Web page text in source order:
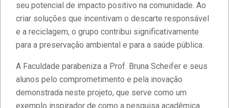
seu potencial de impacto positivo na comunidade. Ao
criar soluções que incentivam o descarte responsável
e a reciclagem, o grupo contribui significativamente
para a preservação ambiental e para a saúde pública.
A Faculdade parabeniza a Prof. Bruna Scheifer e seus
alunos pelo comprometimento e pela inovação
demonstrada neste projeto, que serve como um
exemplo inspirador de como a pesquisa acadêmica
Diversidade e Inclusão na Faculdade
IBPTECH
Futuros através da Educação de
Excelência